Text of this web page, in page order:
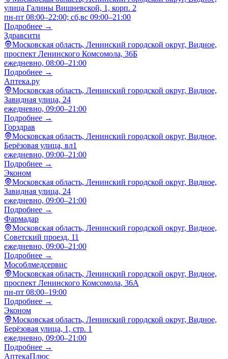
улица Галины Вишневской, 1, корп. 2
пн-пт 08:00–22:00; сб,вс 09:00–21:00
Подробнее →
Здравсити
Московская область, Ленинский городской округ, Видное,
проспект Ленинского Комсомола, 36Б
ежедневно, 08:00–21:00
Подробнее →
Аптека.ру
Московская область, Ленинский городской округ, Видное,
Завидная улица, 24
ежедневно, 09:00–21:00
Подробнее →
Горздрав
Московская область, Ленинский городской округ, Видное,
Берёзовая улица, вл1
ежедневно, 09:00–21:00
Подробнее →
Эконом
Московская область, Ленинский городской округ, Видное,
Завидная улица, 24
ежедневно, 09:00–21:00
Подробнее →
Фармадар
Московская область, Ленинский городской округ, Видное,
Советский проезд, 11
ежедневно, 09:00–21:00
Подробнее →
Мособлмедсервис
Московская область, Ленинский городской округ, Видное,
проспект Ленинского Комсомола, 36А
пн-пт 08:00–19:00
Подробнее →
Эконом
Московская область, Ленинский городской округ, Видное,
Берёзовая улица, 1, стр. 1
ежедневно, 09:00–21:00
Подробнее →
АптекаПлюс